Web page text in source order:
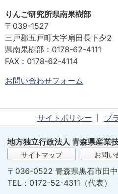
りんご研究所県南果樹部
〒039-1527
三戸郡五戸町大字扇田長下夕2
県南果樹部：0178-62-4111
FAX：0178-62-4114
お問い合わせフォーム
サイトポリシー プ
地方独立行政法人 青森県産業
サイトマップ お問い
〒036-0522 青森県黒石市田
TEL：0172-52-4311（代表